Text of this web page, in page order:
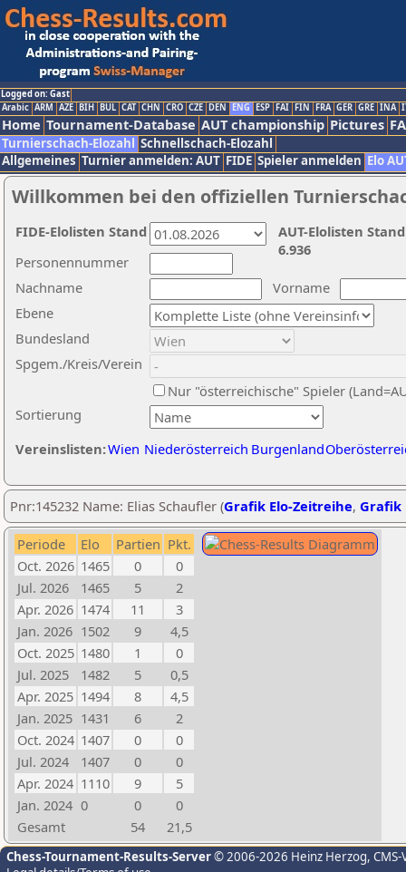
Logged on: Gast
Arabic ARM AZE BIH BUL CAT CHN CRO CZE DEN ENG ESP FAI FIN FRA GER GRE INA
Home Tournament-Database AUT championship Pictures
Turnierschach-Elozahl Schnellschach-Elozahl
Allgemeines Turnier anmelden: AUT FIDE Spieler anmelden Elo
Willkommen bei den offiziellen
Nachname
Vorname
Ebene
Sortierung
Personennummer
Bundesland
Spgem./Kreis/Verein
Nur "österreichische" Spieler
Vereinslisten:Wien Niederösterreich Burgenland
AUT-Elolisten
6.936
FIDE-Elolisten Stand
Pnr:145232 Name: Elias Schaufler (Grafik Elo-Zeitreihe, Grafik
Periode Elo Partien Pkt.
Oct. 2026 1465 0
0
Jul. 2026
1465 5
2
Apr. 2026 1474 11
3
Jan. 2026 1502 9
4,5
Oct. 2025 1480 1
0
Jul. 2025
1482 5
0,5
Apr. 2025 1494 8
4,5
Jan. 2025 1431 6
2
Oct. 2024 1407 0
0
Jul. 2024
1407 0
0
Apr. 2024 1110 9
5
Jan. 2024 0 0
0
Gesamt
54 21,5
Chess-Tournament-Results-Server© 2006-2026 Heinz Herzog,